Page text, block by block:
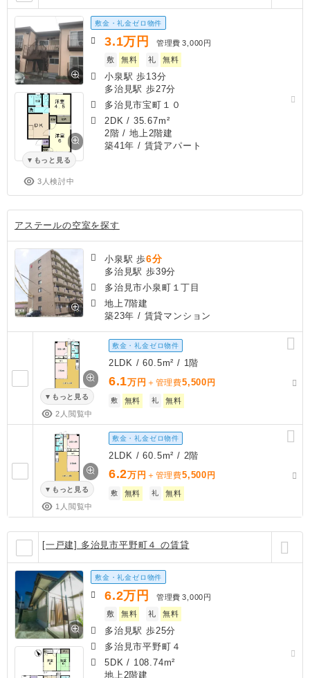
もっと見る
3人検討中
敷金・礼金ゼロ物件
3.1万円 管理費 3,000円
敷
無料 礼 無料
小泉駅 歩13分
多治見駅 歩27分
多治見市宝町１０
2DK / 35.67m²
2階 / 地上2階建
築41年 / 賃貸アパート
アステールの空室を探す
小泉駅 歩6分
多治見駅 歩39分
多治見市小泉町１丁目
地上7階建
築23年 / 賃貸マンション
もっと見る
2人閲覧中
敷金・礼金ゼロ物件
2LDK / 60.5m² / 1階
6.1万円 ＋管理費5,500 円
敷 無料 礼 無料
もっと見る
1人閲覧中
敷金・礼金ゼロ物件
2LDK / 60.5m² / 2階
6.2万円 ＋管理費5,500 円
敷 無料 礼 無料
[一戸建] 多治見市平野町４ の賃貸
敷金・礼金ゼロ物件
6.2万円 管理費 3,000円
敷
無料 礼 無料
多治見駅 歩25分
多治見市平野町４
5DK / 108.74m²
地上2階建